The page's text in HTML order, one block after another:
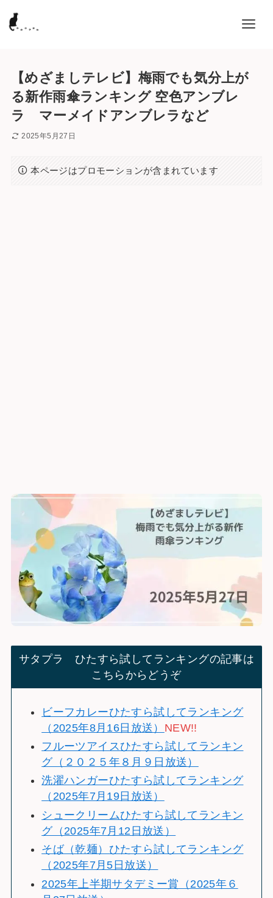
【めざましテレビ】梅雨でも気分上が
る新作雨傘ランキング 空色アンブレ
ラ マーメイドアンブレラなど
2025年5月27日
本ページはプロモーションが含まれています
サタプラ ひたすら試してランキングの記事は
こちらからどうぞ
ビーフカレーひたすら試してランキング
（2025年8月16日放送） NEW!!
フルーツアイスひたすら試してランキン
グ（２０２５年８月９日放送）
洗濯ハンガーひたすら試してランキング
（2025年7月19日放送）
シュークリームひたすら試してランキン
グ（2025年7月12日放送）
そば（乾麺）ひたすら試してランキング
（2025年7月5日放送）
2025年上半期サタデミー賞（2025年６